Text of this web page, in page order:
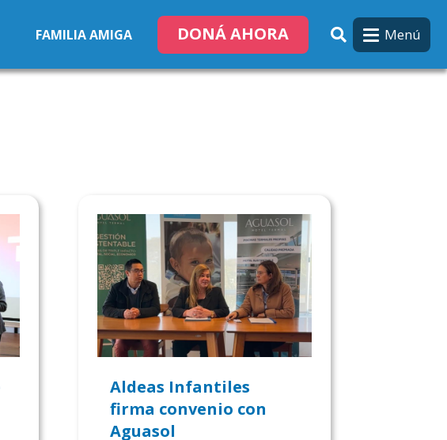
FAMILIA AMIGA DONÁ AHORA Menú
Aldeas Infantiles
firma convenio con
Aguasol